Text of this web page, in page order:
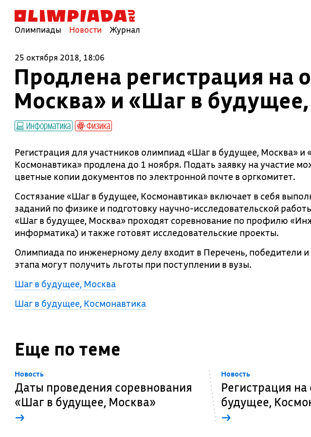
Олимпиады Новости Журнал
25 октября 2018, 18:06
Продлена регистрация
Москва» и «Шаг в
Информатика Физика
Регистрация для участников олимпиад «Шаг в будущее, Москва» и
Космонавтика» продлена до 1 ноября. Подать заявку на участие
цветные копии документов по электронной почте в оргкомитет.
Состязание «Шаг в будущее, Космонавтика» включает в себя
заданий по физике и подготовку научно-исследовательской
«Шаг в будущее, Москва» проходят соревнование по профилю
информатика) и также готовят исследовательские проекты.
Олимпиада по инженерному делу входит в Перечень, победители
этапа могут получить льготы при поступлении в вузы.
Шаг в будущее, Москва
Шаг в будущее, Космонавтика
Еще по теме
Новость
Даты проведения соревнования
«Шаг в будущее, Москва»
→
Новость
Регистрация
будущее,
→